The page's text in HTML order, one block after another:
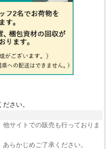
さい。
サイトでの販売も行っておりま
らかじめご了承ください。